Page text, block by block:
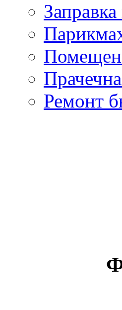
Ремонт